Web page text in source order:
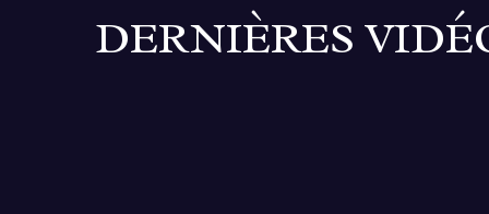
DERNIÈRES